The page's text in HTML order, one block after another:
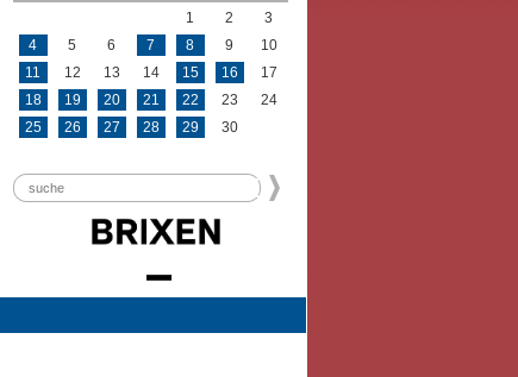
1
2
3
4
5 6 7 8 9
10
11
12 13 14 15 16
17
18
19 20 21 22 23
24
25
26 27 28 29 30